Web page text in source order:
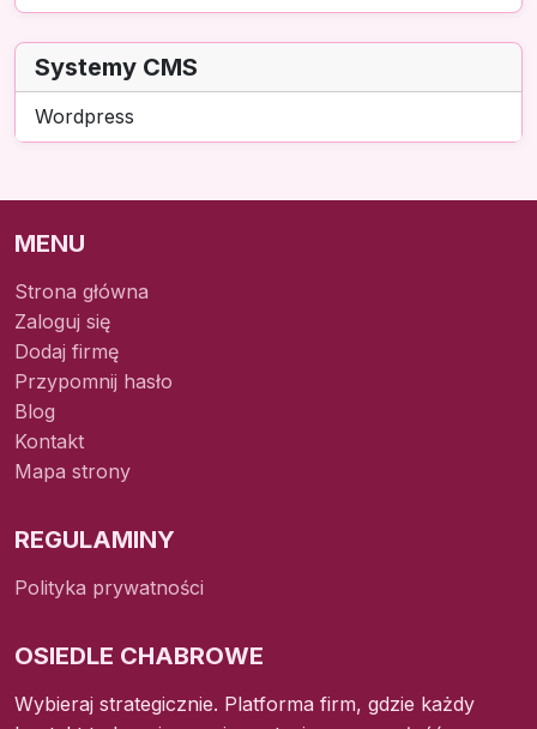
Systemy CMS
Wordpress
MENU
Strona główna
Zaloguj się
Dodaj firmę
Przypomnij hasło
Blog
Kontakt
Mapa strony
REGULAMINY
Polityka prywatności
OSIEDLE CHABROWE
Wybieraj strategicznie. Platforma firm, gdzie każdy